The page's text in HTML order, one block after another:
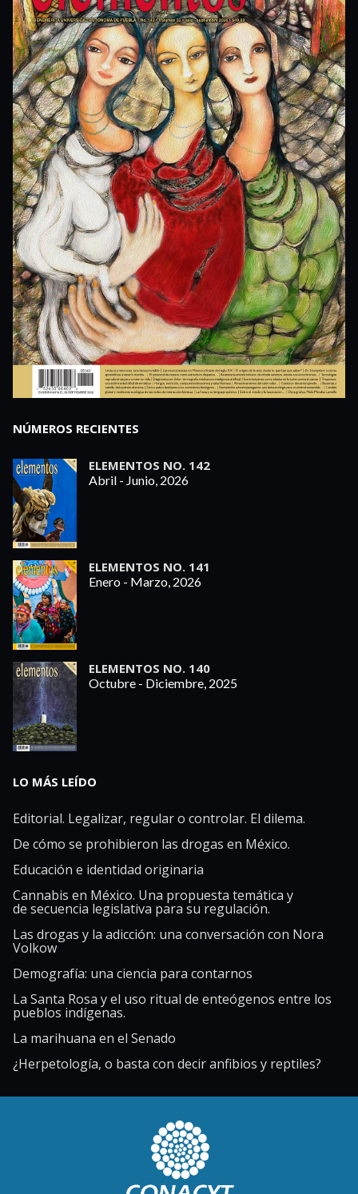
NÚMEROS RECIENTES
ELEMENTOS NO. 142
Abril - Junio, 2026
ELEMENTOS NO. 141
Enero - Marzo, 2026
ELEMENTOS NO. 140
Octubre - Diciembre, 2025
LO MÁS LEÍDO
Editorial. Legalizar, regular o controlar. El dilema.
De cómo se prohibieron las drogas en México.
Educación e identidad originaria
Cannabis en México. Una propuesta temática y
de secuencia legislativa para su regulación.
Las drogas y la adicción: una conversación con Nora
Volkow
Demografía: una ciencia para contarnos
La Santa Rosa y el uso ritual de enteógenos entre los
pueblos indígenas.
La marihuana en el Senado
¿Herpetología, o basta con decir anfibios y reptiles?